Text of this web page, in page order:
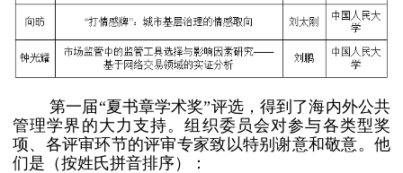
第一届“夏书章学术奖”评选，得到了海内外公共
管理学界的大力支持。组织委员会对参与各类型奖
项、各评审环节的评审专家致以特别谢意和敬意。他
们是（按姓氏拼音排序）：